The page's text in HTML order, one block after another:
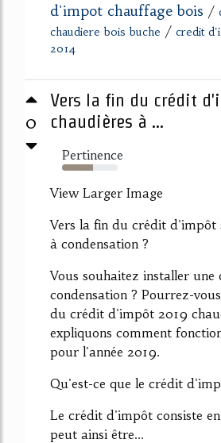
d'impot chauffage bois /
chaudiere bois buche / credit
2014
0
Vers la fin du crédit
chaudières à ...
Pertinence
56%
View Larger Image
Vers la fin du crédit d'impôt
à condensation ?
Vous souhaitez installer une
condensation ? Pourrez-
du crédit d'impôt 2019
expliquons comment
pour l'année 2019.
Qu'est-ce que le crédit
Le crédit d'impôt consiste
peut ainsi être...